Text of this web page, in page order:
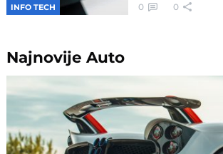
INFO TECH 0 0
NajnovijeAuto